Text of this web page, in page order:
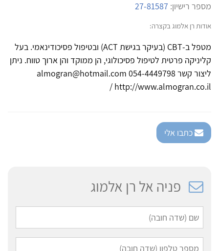
מספר רישיון: 27-81587
אודות רן אלמוג בקצרה:
מטפל ב-CBT (בעיקר בגישת ACT) ובטיפול פסיכודינאמי. בעל
קליניקה פרטית לטיפול פסיכולוגי, הן ממוקד והן ארוך טווח. ניתן
ליצור קשר 054-4449798 almogran@hotmail.com
http://www.almogran.co.il/
כתבו אלי
פניה אל רן אלמוג